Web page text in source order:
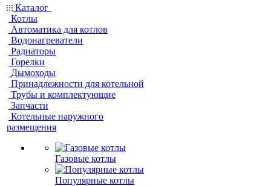
Каталог
Котлы
Автоматика для котлов
Водонагреватели
Радиаторы
Горелки
Дымоходы
Принадлежности для котельной
Трубы и комплектующие
Запчасти
Котельные наружного
размещения
Газовые котлы
Популярные котлы